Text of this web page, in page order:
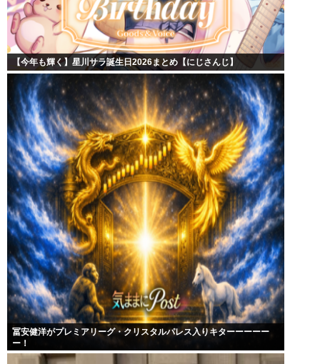
【今年も輝く】星川サラ誕生日2026まとめ【にじさんじ】
冨安健洋がプレミアリーグ・クリスタルパレス入りキターーーーー
ー！